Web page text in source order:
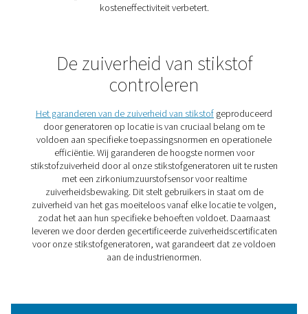
5. Geen logistiek gedoe
Hoe werkt een
Om uw eigen stikstof te produceren, hebt u alleen
compressor en een stikstofgenerator nodig.
Dat komt omdat lucht uit 78% stikstof en 21%
Wanneer u perslucht in een stikstofgenerator invoert,
deze de N2 van de O2. Er zijn twee
PSA-technologie